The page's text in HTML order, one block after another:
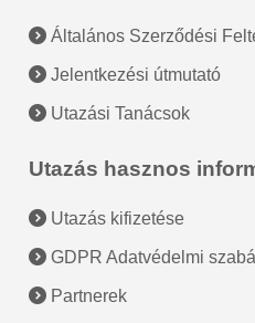
Általános Szerződési
Jelentkezési útmutató
Utazási Tanácsok
Utazás hasznos
Utazás kifizetése
GDPR Adatvédelmi
Partnerek